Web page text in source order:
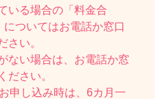
いる場合の「料金合
ついてはお電話か窓口
さい。
ない場合は、お電話か窓
ださい。
申し込み時は、6カ月一